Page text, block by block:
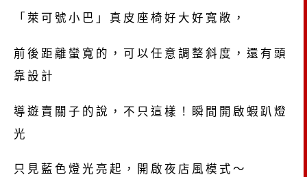
「萊可號小巴」真皮座椅好大好寬敞，
前後距離蠻寬的，可以任意調整斜度，還有頭
靠設計
導遊賣關子的說，不只這樣！瞬間開啟蝦趴燈
光
只見藍色燈光亮起，開啟夜店風模式～